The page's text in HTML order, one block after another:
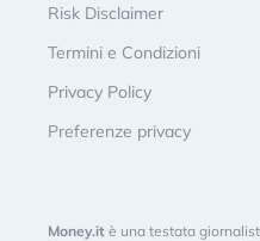
Risk Disclaimer
Termini e Condizioni
Privacy Policy
Preferenze privacy
Money.it è una testata